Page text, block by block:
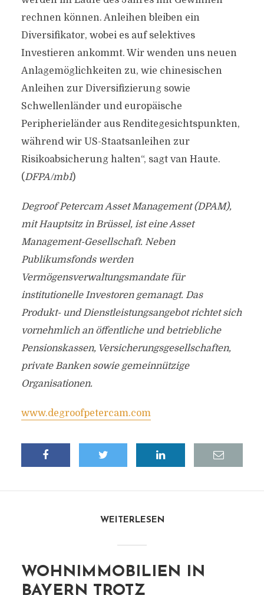
rechnen können. Anleihen bleiben ein
Diversifikator, wobei es auf selektives
Investieren ankommt. Wir wenden uns neuen
Anlagemöglichkeiten zu, wie chinesischen
Anleihen zur Diversifizierung sowie
Schwellenländer und europäische
Peripherieländer aus Renditegesichtspunkten,
während wir US-Staatsanleihen zur
Risikoabsicherung halten“, sagt van Haute.
(DFPA/mb1)
Degroof Petercam Asset Management (DPAM),
mit Hauptsitz in Brüssel, ist eine Asset
Management-Gesellschaft. Neben
Publikumsfonds werden
Vermögensverwaltungsmandate für
institutionelle Investoren gemanagt. Das
Produkt- und Dienstleistungsangebot richtet sich
vornehmlich an öffentliche und betriebliche
Pensionskassen, Versicherungsgesellschaften,
private Banken sowie gemeinnützige
Organisationen.
www.degroofpetercam.com
WEITERLESEN
WOHNIMMOBILIEN IN
BAYERN TROTZ